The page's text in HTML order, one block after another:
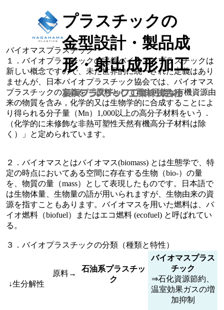
プラスチックの
金型設計・製品成
形・射出成形加工
バイオマスプラスチック
１．バイオプラスチックの定義バイオマスプラスチックは
新しい概念ですので、未だ世界的に統一された定義はあり
ませんが、日本バイオプラスチック協会では、バイオマス
プラスチックの定義を 「原料として再生可能な有機資源由
来の物質を含み，化学的又は生物学的に合成することによ
り得られる分子量（Mn）1,000以上の高分子材料をいう．
（化学的に未修飾な非熱可塑性天然有機高分子材料は除
く）」と定められています。
２．バイオマスとはバイオマス(biomass) とは生態学で、特
定の時点においてある空間に存在する生物（bio-）の量
を、物質の量（mass）として表現したものです。日本語で
は生物体量、生物量の語が用いられますが、生物由来の資
源を指すこともあります。バイオマスを用いた燃料は、バ
イオ燃料（biofuel）またはエコ燃料 (ecofuel) と呼ばれてい
る。
３．バイオプラスチックの分類（種類と特性）
原料→
↓生分解性
石油系プラスチッ
ク
バイオマスプラス
チック
⇒石化資源節約、
温室効果ガスの増
加抑制